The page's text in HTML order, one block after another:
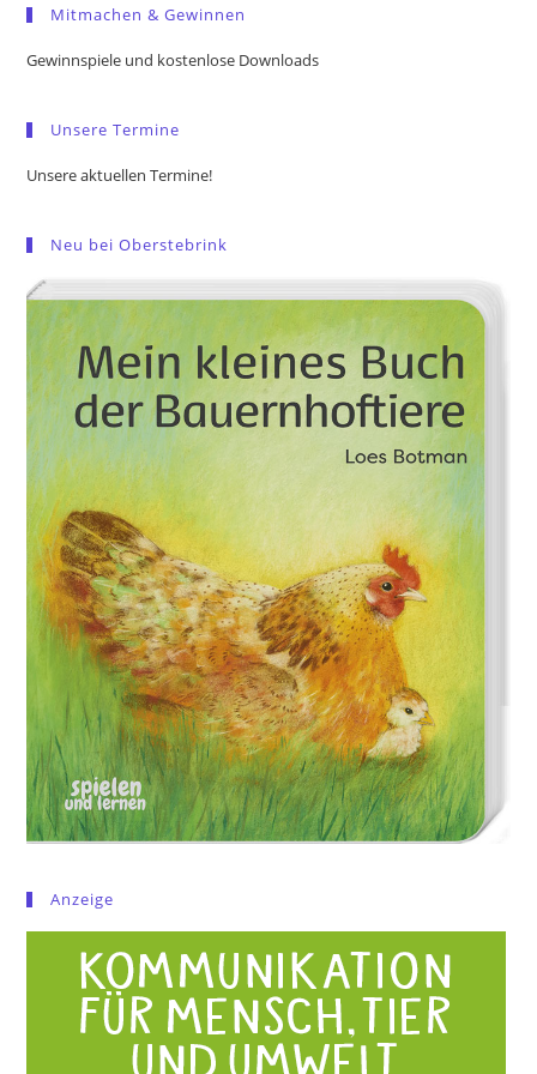
Mitmachen & Gewinnen
Gewinnspiele und kostenlose Downloads
Unsere Termine
Unsere aktuellen Termine!
Neu bei Oberstebrink
Anzeige